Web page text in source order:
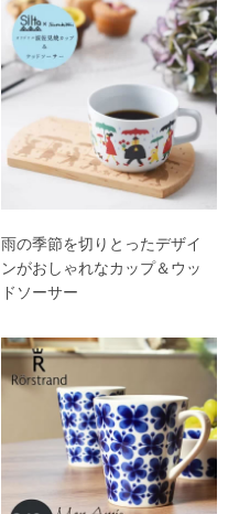
雨の季節を切りとったデザイ
ンがおしゃれなカップ＆ウッ
ドソーサー